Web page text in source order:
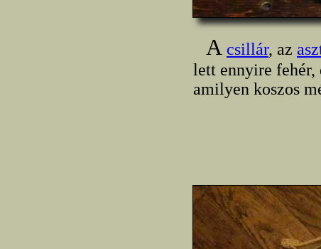
A csillár, az
lett ennyire fehér,
amilyen koszos